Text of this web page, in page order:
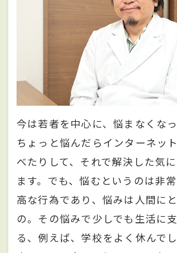
今は若者を中心に、悩まなくなっ
ちょっと悩んだらインターネッ
べたりして、それで解決した気
ます。でも、悩むというのは非
高な行為であり、悩みは人間に
の。その悩みで少しでも生活に
る、例えば、学校をよく休んで